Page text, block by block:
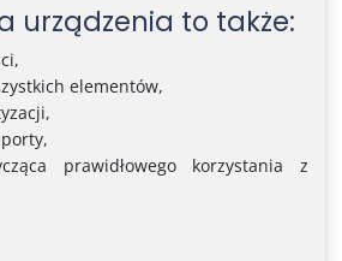
urządzenia to także:
elementów,
prawidłowego korzystania z